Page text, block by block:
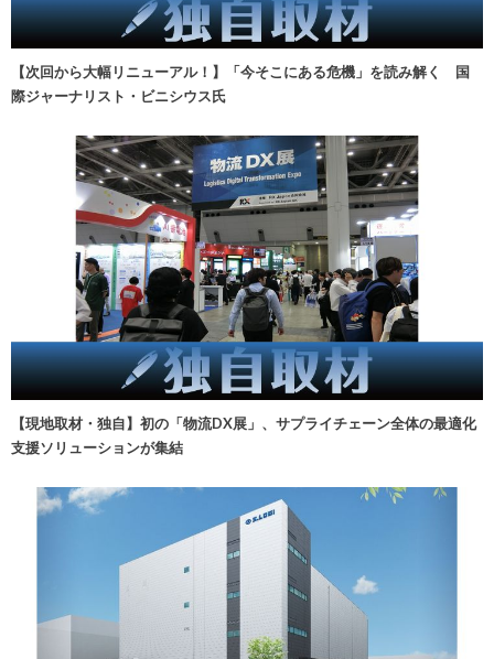
【次回から大幅リニューアル！】「今そこにある危機」を読み解く 国
際ジャーナリスト・ビニシウス氏
【現地取材・独自】初の「物流DX展」、サプライチェーン全体の最適化
支援ソリューションが集結